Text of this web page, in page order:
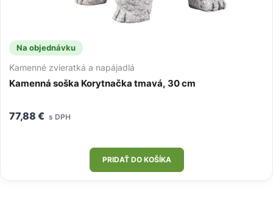
Na objednávku
Kamenné zvieratká a napájadlá
Kamenná soška Korytnačka tmavá, 30 cm
77,88 € s DPH
PRIDAŤ DO KOŠÍKA